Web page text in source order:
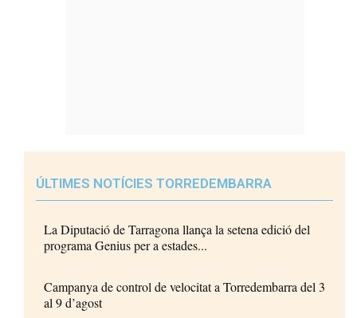
ÚLTIMES NOTÍCIES TORREDEMBARRA
La Diputació de Tarragona llança la setena edició del
programa Genius per a estades...
Campanya de control de velocitat a Torredembarra del 3
al 9 d’agost